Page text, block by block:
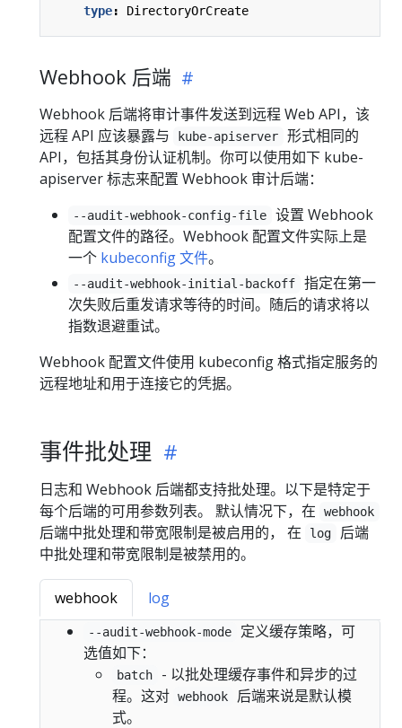
type: DirectoryOrCreate
Webhook 后端
Webhook 后端将审计事件发送到远程 Web API，该
远程 API 应该暴露与
kube-apiserver
形式相同的
API，包括其身份认证机制。你可以使用如下 kube-
apiserver 标志来配置 Webhook 审计后端：
--audit-webhook-config-file
设置 Webhook
配置文件的路径。Webhook 配置文件实际上是
一个 kubeconfig 文件。
--audit-webhook-initial-backoff
指定在第一
次失败后重发请求等待的时间。随后的请求将以
指数退避重试。
Webhook 配置文件使用 kubeconfig 格式指定服务的
远程地址和用于连接它的凭据。
事件批处理
日志和 Webhook 后端都支持批处理。以下是特定于
每个后端的可用参数列表。 默认情况下，在
webhook
后端中批处理和带宽限制是被启用的， 在 log
后端
中批处理和带宽限制是被禁用的。
webhook log
--audit-webhook-mode
定义缓存策略，可
选值如下：
batch
- 以批处理缓存事件和异步的过
程。这对 webhook
后端来说是默认模
式。